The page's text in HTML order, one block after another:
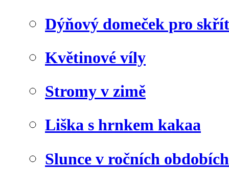
Dýňový domeček pro
Květinové víly
Stromy v zimě
Liška s hrnkem kakaa
Slunce v ročních obdobích